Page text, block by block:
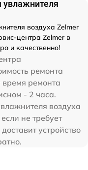
увлажнителя
воздуха Zelmer
центра Zelmer в
и качественно!
ремонта
ремонта
- 2 часа.
воздуха
не требует
устройство